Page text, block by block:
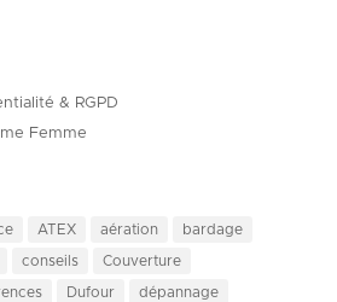
& RGPD
Femme
ATEX aération bardage
conseils Couverture
Dufour dépannage